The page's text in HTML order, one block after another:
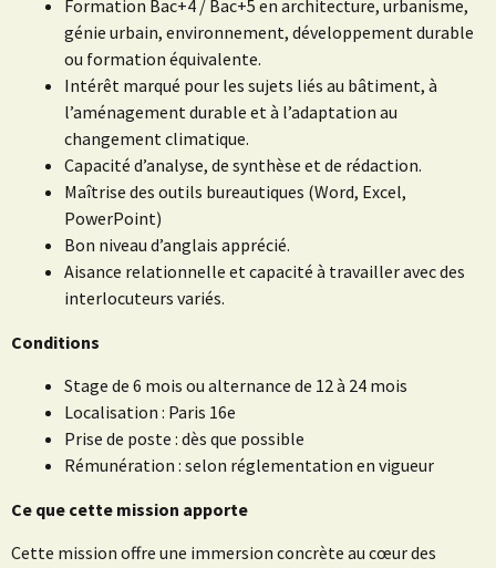
Formation Bac+4 / Bac+5 en architecture, urbanisme,
génie urbain, environnement, développement durable
ou formation équivalente.
Intérêt marqué pour les sujets liés au bâtiment, à
l’aménagement durable et à l’adaptation au
changement climatique.
Capacité d’analyse, de synthèse et de rédaction.
Maîtrise des outils bureautiques (Word, Excel,
PowerPoint)
Bon niveau d’anglais apprécié.
Aisance relationnelle et capacité à travailler avec des
interlocuteurs variés.
Conditions
Stage de 6 mois ou alternance de 12 à 24 mois
Localisation : Paris 16e
Prise de poste : dès que possible
Rémunération : selon réglementation en vigueur
Ce que cette mission apporte
Cette mission offre une immersion concrète au cœur des